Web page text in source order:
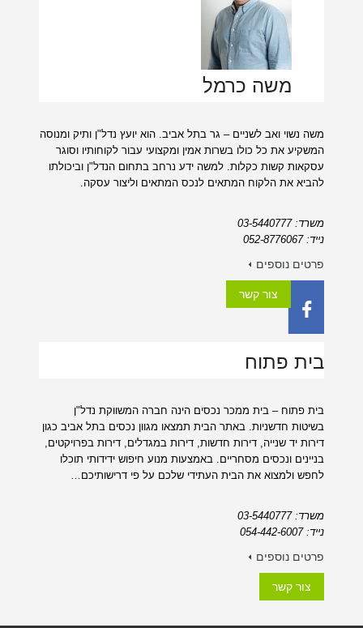
משה כרמל
משה נשוי ואב לשניים – גר בתל אביב. הוא יועץ נדל"ן ותיק ומנוסה
המשקיע את כל כולו בשרות אמין ומקצועי עבור לקוחותיו וסוגר
עסקאות קשות כקלות. למשה ידע נרחב בתחום הנדל"ן וביכולתו
להביא את הלקוח המתאים לנכס המתאים וליצור עסקה.
משרד: 03-5440777
נייד: 052-8776067
פרטים נוספים
צור קשר
בית פתוח
בית פתוח – בית ממכר נכסים הינה חברה המשווקת נדל"ן
בשיטות חדשניות. באתר הבית תמצאו מגוון נכסים בתל אביב כגון
דירות יד שנייה, דירות חדשות, דירות במגדלים, דירות בפרויקטים,
בניינים ונכסים מסחריים. באמצעות מנוע חיפוש ידידותי תוכלו
לחפש ולמצוא את הבית העתידי שלכם על פי דרישותיכם…
משרד: 03-5440777
נייד: 054-442-6007
פרטים נוספים
צור קשר